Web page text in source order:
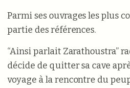
Parmi ses ouvrages les plus
partie des références.
“Ainsi parlait Zarathoustra”
décide de quitter sa cave
voyage à la rencontre du